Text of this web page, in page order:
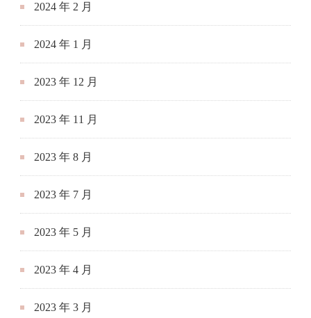
2024 年 2 月
2024 年 1 月
2023 年 12 月
2023 年 11 月
2023 年 8 月
2023 年 7 月
2023 年 5 月
2023 年 4 月
2023 年 3 月